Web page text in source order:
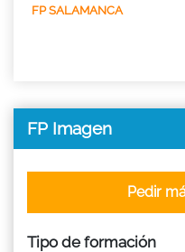
FP SALAMANCA
FP Imagen
Tipo de formación
Pedir